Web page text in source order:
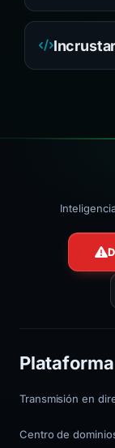
Plataforma
Transmisión en
Centro de